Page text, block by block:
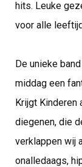
hits. Leuke
voor alle
De unieke
middag een
Krijgt Kinderen
diegenen, die
verklappen wij
onalledaags,